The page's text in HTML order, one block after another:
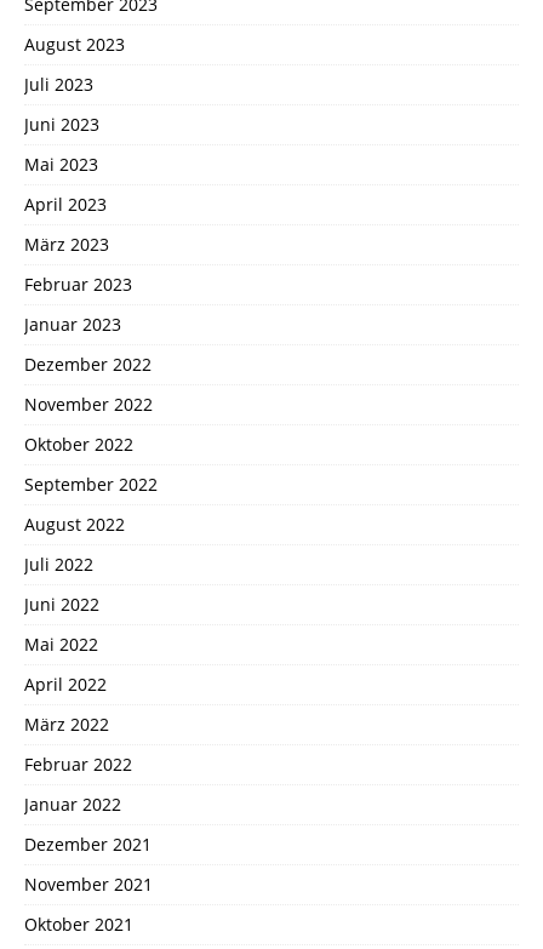
August 2023
Juli 2023
Juni 2023
Mai 2023
April 2023
März 2023
Februar 2023
Januar 2023
Dezember 2022
November 2022
Oktober 2022
September 2022
August 2022
Juli 2022
Juni 2022
Mai 2022
April 2022
März 2022
Februar 2022
Januar 2022
Dezember 2021
November 2021
Oktober 2021